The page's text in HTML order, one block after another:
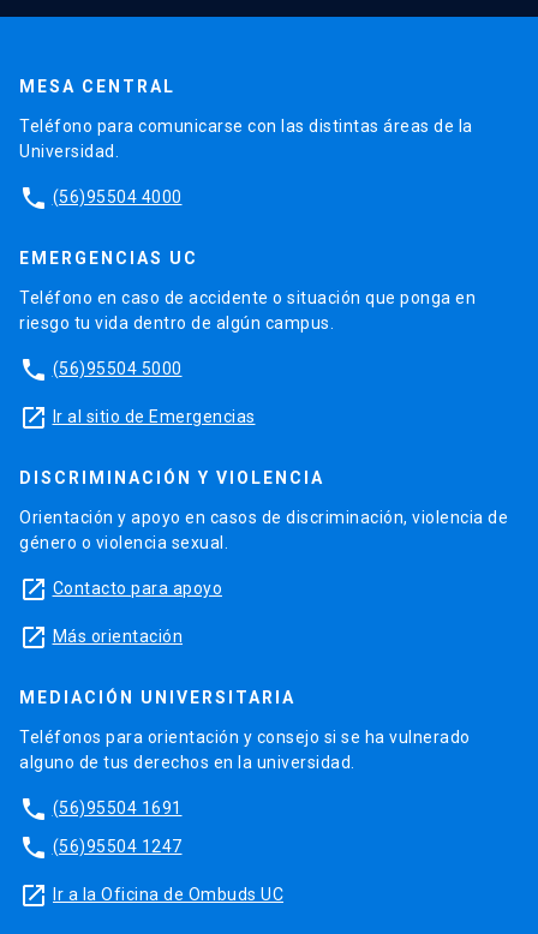
MESA CENTRAL
Teléfono para comunicarse con las distintas áreas de la
Universidad.
phone (56)95504 4000
EMERGENCIAS UC
Teléfono en caso de accidente o situación que ponga en
riesgo tu vida dentro de algún campus.
phone (56)95504 5000
launch Ir al sitio de Emergencias
DISCRIMINACIÓN Y VIOLENCIA
Orientación y apoyo en casos de discriminación, violencia de
género o violencia sexual.
launch Contacto para apoyo
launch Más orientación
MEDIACIÓN UNIVERSITARIA
Teléfonos para orientación y consejo si se ha vulnerado
alguno de tus derechos en la universidad.
phone (56)95504 1691
phone (56)95504 1247
launch Ir a la Oficina de Ombuds UC